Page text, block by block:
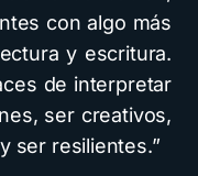
con algo más
y escritura.
de interpretar
ser creativos,
ser resilientes.”